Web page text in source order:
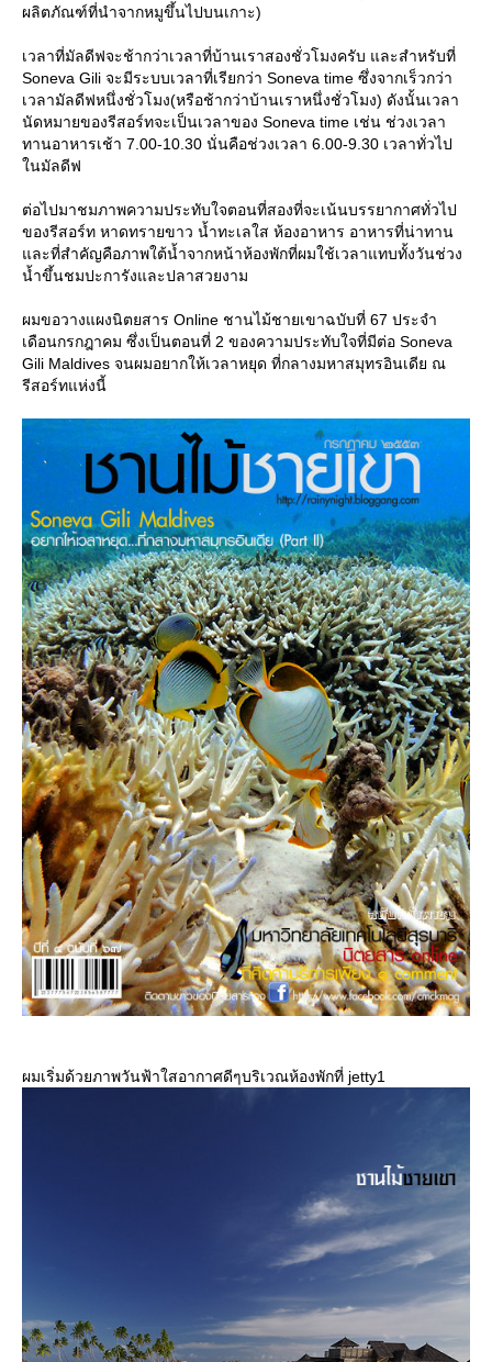
ผลิตภัณฑ์ที่นำจากหมูขึ้นไปบนเกาะ)
เวลาที่มัลดีฟจะช้ากว่าเวลาที่บ้านเราสองชั่วโมงครับ และสำหรับที่
Soneva Gili จะมีระบบเวลาที่เรียกว่า Soneva time ซึ่งจากเร็วกว่า
เวลามัลดีฟหนึ่งชั่วโมง(หรือช้ากว่าบ้านเราหนึ่งชั่วโมง) ดังนั้นเวลา
นัดหมายของรีสอร์ทจะเป็นเวลาของ Soneva time เช่น ช่วงเวลา
ทานอาหารเช้า 7.00-10.30 นั่นคือช่วงเวลา 6.00-9.30 เวลาทั่วไป
นมัลดีฟ
ต่อไปมาชมภาพความประทับใจตอนที่สองที่จะเน้นบรรยากาศทั่วไป
ของรีสอร์ท หาดทรายขาว น้ำทะเลใส ห้องอาหาร อาหารที่น่าทาน
ละที่สำคัญคือภาพใต้น้ำจากหน้าห้องพักที่ผมใช้เวลาแทบทั้งวันช่วง
น้ำขึ้นชมปะการังและปลาสวยงาม
ผมขอวางแผงนิตยสาร Online ชานไม้ชายเขาฉบับที่ 67 ประจำ
เดือนกรกฎาคม ซึ่งเป็นตอนที่ 2 ของความประทับใจที่มีต่อ Soneva
Gili Maldives จนผมอยากให้เวลาหยุด ที่กลางมหาสมุทรอินเดีย ณ
รีสอร์ทแห่งนี้
ผมเริ่มด้วยภาพวันฟ้าใสอากาศดีๆบริเวณห้องพักที่ jetty1